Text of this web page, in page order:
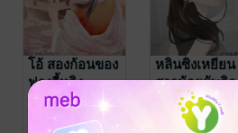
โอ้ สองก้อนของ
ฟางอี้หลิง
ปลายฝนต้นหนาว
Thonkao_oo
นิยายรักจีนโบราณ
2 Rating
หลินซิงเหยียน
สาวน้อยผู้พลิก
ชะตา
ปลายฝนต้นหนาว
Thonkao_oo
นิยายรักจีนโบราณ
2 Rating